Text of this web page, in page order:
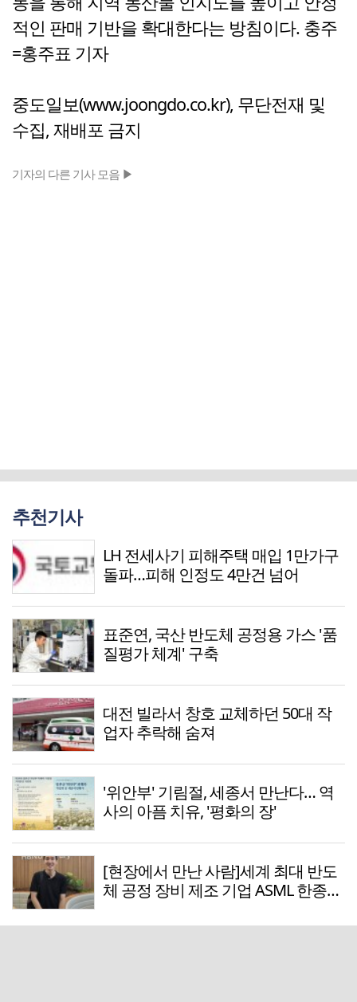
적인 판매 기반을 확대한다는 방침이다. 충주
=홍주표 기자
중도일보(www.joongdo.co.kr), 무단전재 및
수집, 재배포 금지
기자의 다른 기사 모음 ▶
추천기사
LH 전세사기 피해주택 매입 1만가구
돌파…피해 인정도 4만건 넘어
표준연, 국산 반도체 공정용 가스 '품
질평가 체계' 구축
대전 빌라서 창호 교체하던 50대 작
업자 추락해 숨져
'위안부' 기림절, 세종서 만난다… 역
사의 아픔 치유, '평화의 장'
[현장에서 만난 사람]세계 최대 반도
체 공정 장비 제조 기업 ASML 한종호